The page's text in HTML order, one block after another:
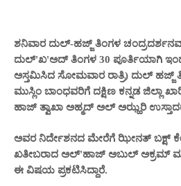
ಶನಿವಾರ ದುಲ್-ಹಜ್ಜ್ ತಿಂಗಳ
ದುಲ್'ಖ'ಅದ್ ತಿಂಗಳ 30 ಪೂರ್ತಿಯಾಗಿ ಇಂದು
ಅಸ್ತಮಿಸಿದ ಸೋಮವಾರ ರಾತ್ರಿ) ದುಲ್ ಹಜ್ಜ್
ಮುಸ್ಲಿಂ ಬಾಂಧವರಿಗೆ ದಕ್ಷಿಣ ಕನ್ನಡ ಜಿಲ್ಲಾ
ಹಾಜ್ ತ್ವಾಖಾ ಅಹ್ಮದ್ ಅಲ್ ಅಝ್ಹರಿ
ಅವರ ನಿರ್ದೇಶನದ ಮೇರೆಗೆ ಝೀನತ್ ಬಕ್ಷ್
ಖತೀಬರಾದ ಅಲ್'ಹಾಜ್ ಅಬುಲ್ ಅಕ್ರಮ್
ಈ ವಿಷಯ ಪ್ರಕಟಿಸಿದ್ದಾರೆ.